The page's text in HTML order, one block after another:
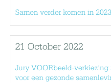
Samen verder komen in 2023
21 October 2022
Jury VOORbeeld-verkiezing
voor een gezonde